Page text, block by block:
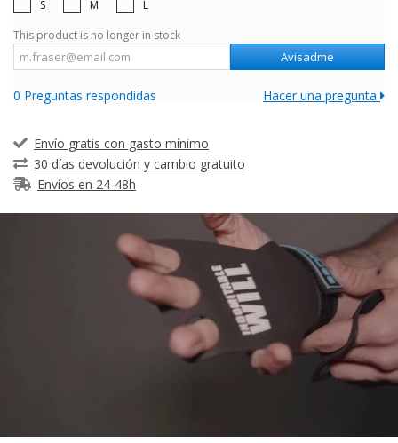
S M
L
This product is no longer in stock
Avisadme
0 Preguntas respondidas Hacer una pregunta
Envío gratis con gasto mínimo
30 días devolución y cambio gratuito
Envíos en 24-48h